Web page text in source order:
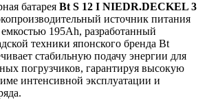
батарея Bt S 12 I NIEDR.DECKEL 3
источник питания
195Ah, разработанный
техники японского бренда Bt
стабильную подачу энергии для
погрузчиков, гарантируя высокую
интенсивной эксплуатации и